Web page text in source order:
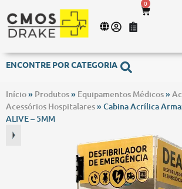
0
ENCONTRE POR CATEGORIA
Início» Produtos» Equipamentos Médicos»
Acessórios Hospitalares» Cabina Acrílica
ALIVE – 5MM